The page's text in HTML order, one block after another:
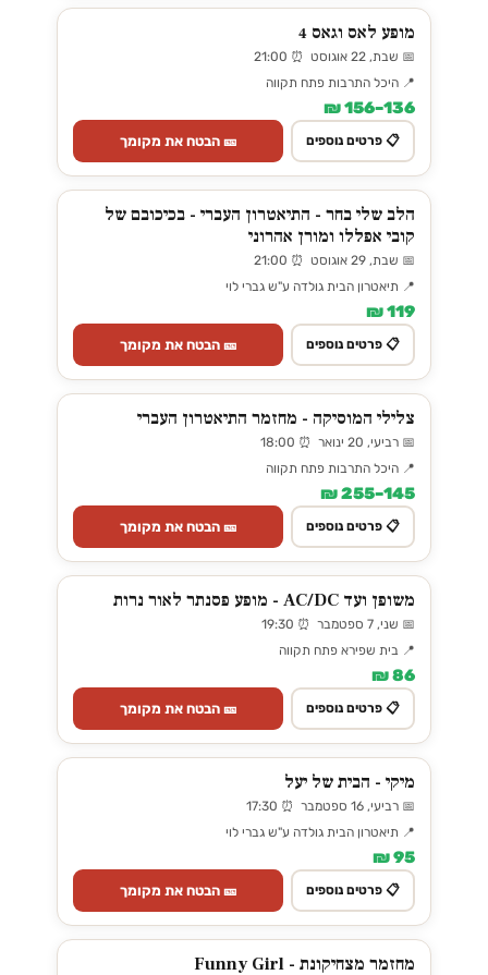
מופע לאס וגאס 4
📅 שבת, 22 אוגוסט ⏰ 21:00
📍 היכל התרבות פתח תקווה
136–156 ₪
📋 פרטים נוספים 🎫 הבטח את מקומך
הלב שלי בחר - התיאטרון העברי - בכיכובם של
קובי אפללו ומורן אהרוני
📅 שבת, 29 אוגוסט ⏰ 21:00
📍 תיאטרון הבית גולדה ע"ש גברי לוי
119 ₪
📋 פרטים נוספים 🎫 הבטח את מקומך
צלילי המוסיקה - מחזמר התיאטרון העברי
📅 רביעי, 20 ינואר ⏰ 18:00
📍 היכל התרבות פתח תקווה
145–255 ₪
📋 פרטים נוספים 🎫 הבטח את מקומך
משופן ועד AC/DC - מופע פסנתר לאור נרות
📅 שני, 7 ספטמבר ⏰ 19:30
📍 בית שפירא פתח תקווה
86 ₪
📋 פרטים נוספים 🎫 הבטח את מקומך
מיקי - הבית של יעל
📅 רביעי, 16 ספטמבר ⏰ 17:30
📍 תיאטרון הבית גולדה ע"ש גברי לוי
95 ₪
📋 פרטים נוספים 🎫 הבטח את מקומך
מחזמר מצחיקונת - Funny Girl